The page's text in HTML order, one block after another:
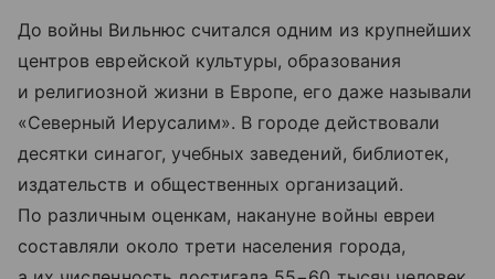
До войны Вильнюс считался одним из крупнейших
центров еврейской культуры, образования
и религиозной жизни в Европе, его даже называли
«Северный Иерусалим». В городе действовали
десятки синагог, учебных заведений, библиотек,
издательств и общественных организаций.
По различным оценкам, накануне войны евреи
составляли около трети населения города,